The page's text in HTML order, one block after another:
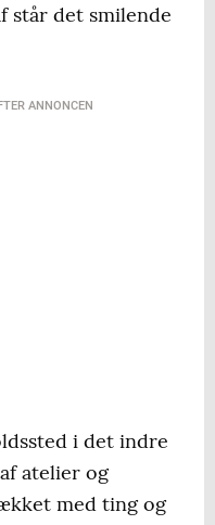
står det smilende
ANNONCEN
i det indre
atelier og
med ting og